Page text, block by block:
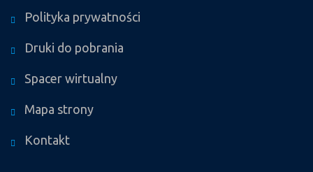
Polityka prywatności
Druki do pobrania
Spacer wirtualny
Mapa strony
Kontakt